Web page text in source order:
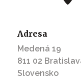
Adresa
Medená 19
811 02
Slovensko